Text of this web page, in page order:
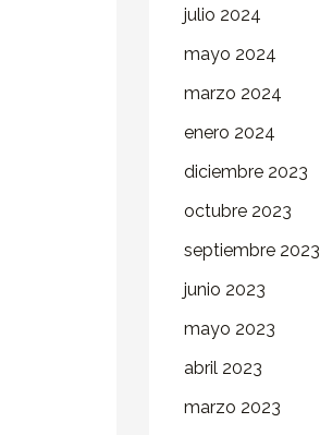
julio 2024
mayo 2024
marzo 2024
enero 2024
diciembre 2023
octubre 2023
septiembre 2023
junio 2023
mayo 2023
abril 2023
marzo 2023